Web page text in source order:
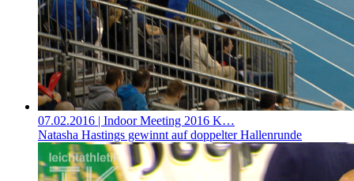
07.02.2016 | Indoor Meeting 2016 K…
Natasha Hastings gewinnt auf doppelter Hallenrunde